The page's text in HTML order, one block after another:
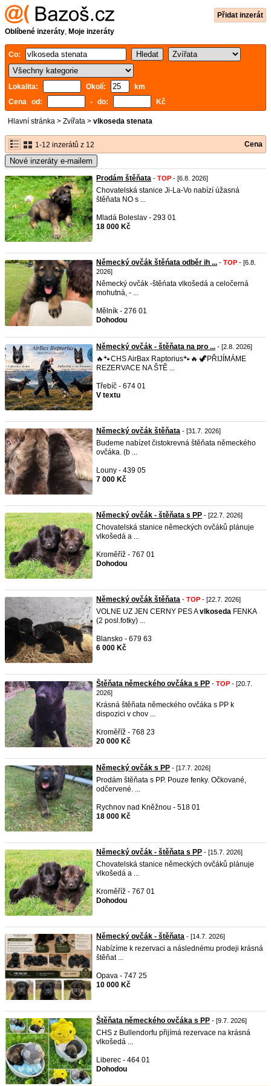
Přidat inzerát
Oblíbené inzeráty, Moje inzeráty
Co:
Lokalita: Okolí:
km
Cena od:
- do: Kč
Hlavní stránka > Zvířata > vlkoseda stenata
1-12 inzerátů z 12 Cena
Nové inzeráty e-mailem
Prodám štěňata - TOP - [6.8. 2026]
Chovatelská stanice Ji-La-Vo nabízí úžasná
štěňata NO s ...
Mladá Boleslav - 293 01
18 000 Kč
Německý ovčák štěńata odběr ih ... - TOP - [6.8.
2026]
Německý ovčák -štěńata vlkošedá a celočerná
mohutná, - ...
Mělník - 276 01
Dohodou
Německý ovčák - štěňata na pro ... - [2.8. 2026]
🔥🐾CHS AirBax Raptorius🐾🔥 🦖PŘIJÍMÁME
REZERVACE NA ŠTĚ ...
Třebíč - 674 01
V textu
Německý ovčák štěňata - [31.7. 2026]
Budeme nabízet čistokrevná štěňata německého
ovčáka. (b ...
Louny - 439 05
7 000 Kč
Německý ovčák - štěňata s PP - [22.7. 2026]
Chovatelská stanice německých ovčáků plánuje
vlkošedá a ...
Kroměříž - 767 01
Dohodou
Německý ovčák štěňata - TOP - [22.7. 2026]
VOLNE UZ JEN CERNY PES Avlkoseda FENKA
(2 posl.fotky) ...
Blansko - 679 63
6 000 Kč
Štěňata německého ovčáka s PP - TOP - [20.7.
2026]
Krásná štěňata německého ovčáka s PP k
dispozici v chov ...
Kroměříž - 768 23
20 000 Kč
Německý ovčák s PP - [17.7. 2026]
Prodám štěňata s PP. Pouze fenky. Očkované,
odčervené. ...
Rychnov nad Kněžnou - 518 01
18 000 Kč
Německý ovčák - štěňata s PP - [15.7. 2026]
Chovatelská stanice německých ovčáků plánuje
vlkošedá a ...
Kroměříž - 767 01
Dohodou
Německý ovčák - štěňata - [14.7. 2026]
Nabízíme k rezervaci a následnému prodeji krásná
štěňat ...
Opava - 747 25
10 000 Kč
Štěňata německého ovčáka s PP - [9.7. 2026]
CHS z Bullendorfu přijímá rezervace na krásná
vlkošedá ...
Liberec - 464 01
Dohodou